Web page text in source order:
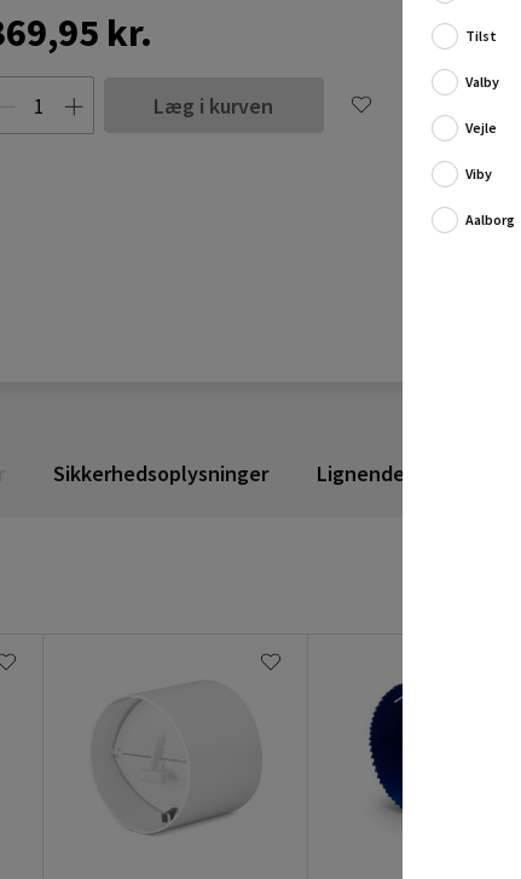
kr.
Læg i kurven
Sikkerhedsoplysninger Lignende produkter
Tilst
Valby
Vejle
Viby
Aalborg